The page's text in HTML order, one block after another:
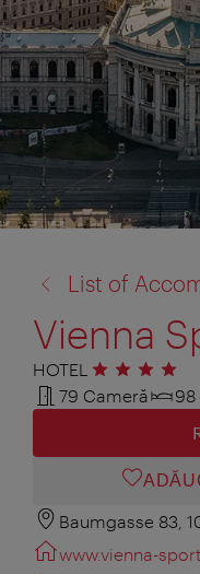
la:
List of
Vienna
HOTEL 4 stele
79 Cameră
98
Baumgasse 83,
www.vienna-